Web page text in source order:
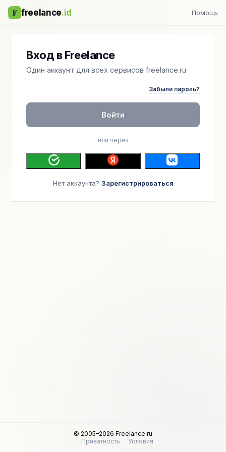
F freelance.id Помощь
Вход в Freelance
Один аккаунт для всех сервисов freelance.ru
Забыли пароль?
Войти
или через
Нет аккаунта? Зарегистрироваться
© 2005–2026 Freelance.ru
Приватность
Условия